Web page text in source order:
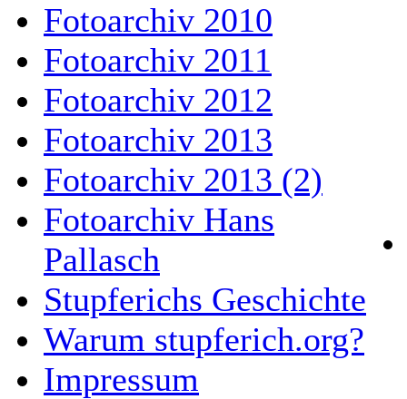
Fotoarchiv 2010
Fotoarchiv 2011
Fotoarchiv 2012
Fotoarchiv 2013
Fotoarchiv 2013 (2)
Fotoarchiv Hans
Pallasch
Stupferichs Geschichte
Warum stupferich.org?
Impressum